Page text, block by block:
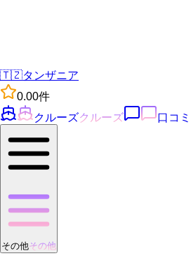
🇹🇿タンザニア
0.00件
クルーズクルーズ 口コミ
その他その他